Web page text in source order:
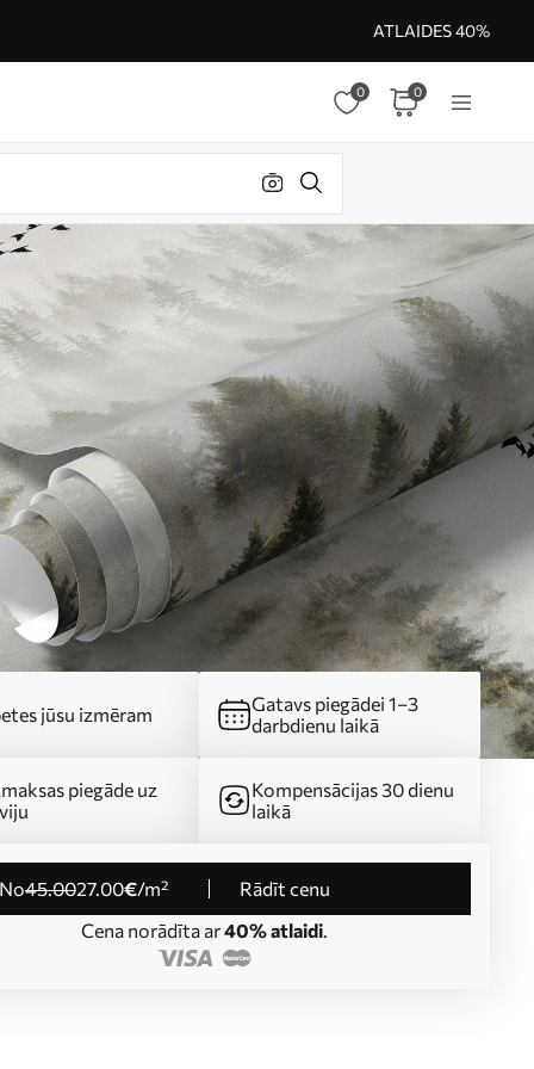
ATLAIDES 40%
0 0
jūsu izmēram
Gatavs piegādei 1–3
darbdienu laikā
piegāde uz
Kompensācijas 30 dienu
laikā
no45.0027.00€/m²
Rādīt cenu
Cena norādīta ar40% atlaidi.